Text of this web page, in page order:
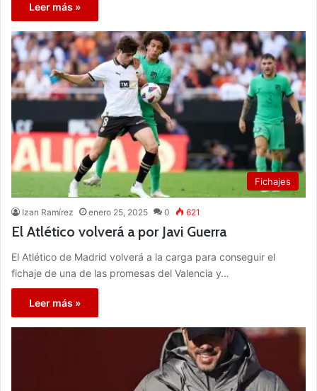
Leer más »
Fichajes
Izan Ramírez enero 25, 2025 0 621
El Atlético volverá a por Javi Guerra
El Atlético de Madrid volverá a la carga para conseguir el
fichaje de una de las promesas del Valencia y…
Leer más »